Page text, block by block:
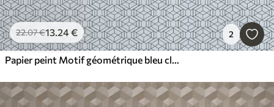
22.07€13.24€ 2
Papier peint Motif géométrique bleu clair en forme de cubes